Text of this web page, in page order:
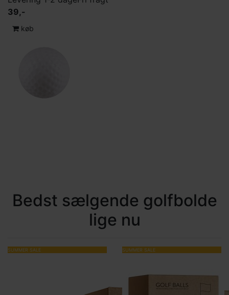
39,-
køb
Bedst sælgende golfbolde
lige nu
SUMMER SALE SUMMER SALE